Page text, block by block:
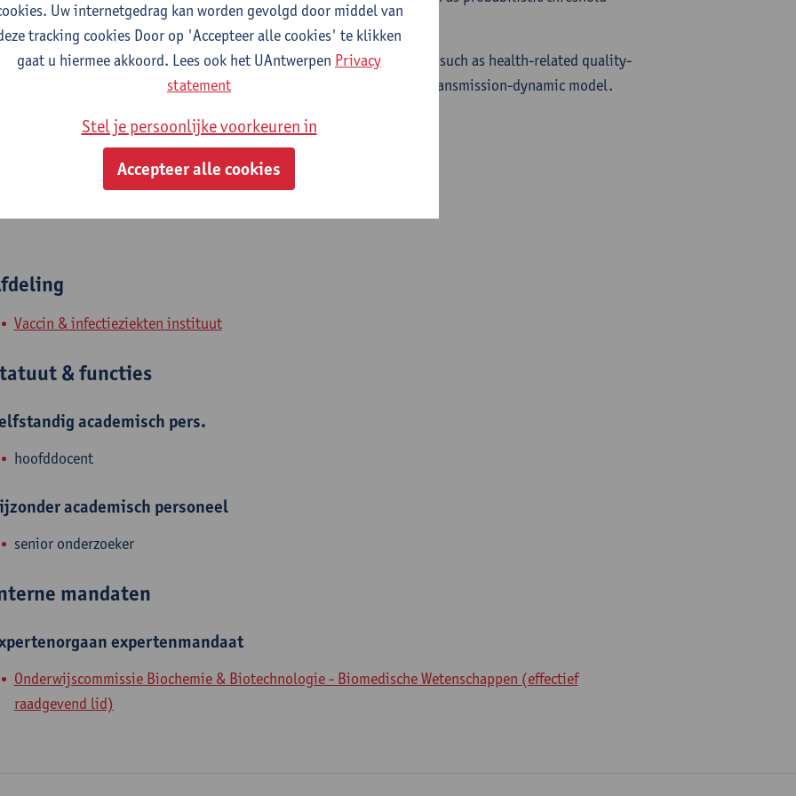
Statistical methods to estimate input of health economic evaluations, such as health-related quality-
life, vaccine efficacy and the joint uncertainty of the parameters of transmission-dynamic model.
Vaccin & infectieziekten instituut
& functies
academisch pers.
hoofddocent
academisch personeel
senior onderzoeker
mandaten
expertenmandaat
Onderwijscommissie Biochemie & Biotechnologie - Biomedische Wetenschappen (effectief
raadgevend lid)
Uw internetgedrag kan worden gevolgd door middel van
tracking cookies Door op 'Accepteer alle cookies' te klikken
gaat u hiermee akkoord. Lees ook het UAntwerpen Privacy
statement
Stel je persoonlijke voorkeuren in
Accepteer alle cookies